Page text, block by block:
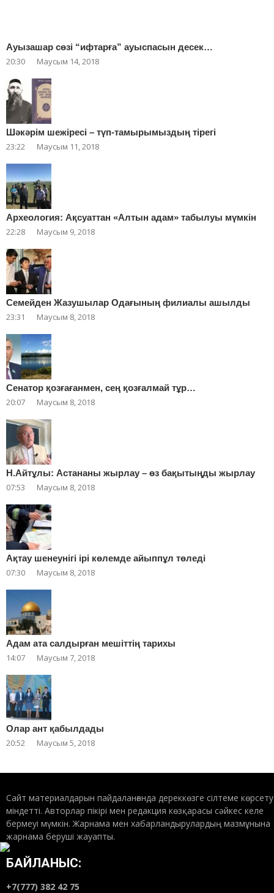
Ауызашар сөзі “ифтарға” ауыспасын десек…
20:30 Маусым 14, 2018
Шәкәрім шежіресі – түп-тамырымыздың тірегі
23:22 Маусым 11, 2018
Археология: Ақсуаттан «Алтын адам» табылуы мүмкін
22:28 Маусым 9, 2018
Cемейден Жазушылар Одағының филиалы ашылды
23:31 Маусым 8, 2018
Сенатор қозғағанмен, сең қозғалмай тұр…
20:07 Маусым 8, 2018
Н.Айтұлы: Астананы жырлау – өз бақытыңды жырлау
07:53 Маусым 8, 2018
Ақтау шенеунігі ірі көлемде айыппұл төледі
07:30 Маусым 8, 2018
Адам ата салдырған мешіттің тарихы
14:07 Маусым 7, 2018
Олар ант қабылдады
20:52 Маусым 5, 2018
Сайт материалдарын пайдаланғанда дереккөзге сілтеме көрсету
міндетті. Авторлар пікірі мен редакция көзқарасы сәйкес келе
бермеуі мүмкін. Жарнама мен хабарландырулардың мазмұнына
жарнама беруші жауапты.
БАЙЛАНЫС:
+7(777) 382 42 75